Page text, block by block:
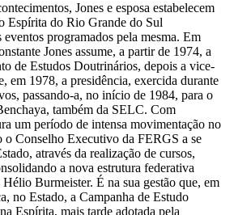
Jones e esposa estabelecem
Espírita do Rio Grande do Sul
programados pela mesma. Em
Jones assume, a partir de 1974, a
de Estudos Doutrinários, depois a vice-
em 1978, a presidência, exercida durante
passando-a, no início de 1984, para o
também da SELC. Com
um período de intensa movimentação no
o Conselho Executivo da FERGS a se
através da realização de cursos,
a nova estrutura federativa
Burmeister. É na sua gestão que, em
no Estado, a Campanha de Estudo
Espírita, mais tarde adotada pela